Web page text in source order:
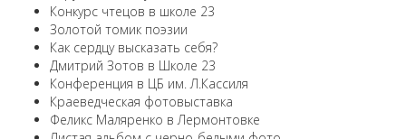
Конкурс чтецов в школе 23
Золотой томик поэзии
Как сердцу высказать себя?
Дмитрий Зотов в Школе 23
Конференция в ЦБ им. Л.Кассиля
Краеведческая фотовыставка
Феликс Маляренко в Лермонтовке